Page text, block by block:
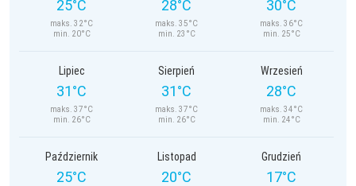
25°C
maks. 32°C
min. 20°C
28°C
maks. 35°C
min. 23°C
30°C
maks. 36°C
min. 25°C
Lipiec
31°C
maks. 37°C
min. 26°C
Sierpień
31°C
maks. 37°C
min. 26°C
Wrzesień
28°C
maks. 34°C
min. 24°C
Październik
25°C
Listopad
20°C
Grudzień
17°C